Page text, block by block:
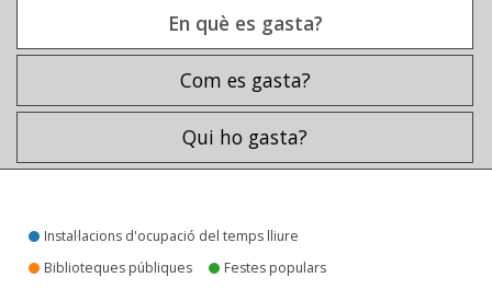
En què es gasta?
Com es gasta?
Qui ho gasta?
En què es gasta?
Instal·lacions d'ocupació del temps lliure
Biblioteques públiques
Festes populars